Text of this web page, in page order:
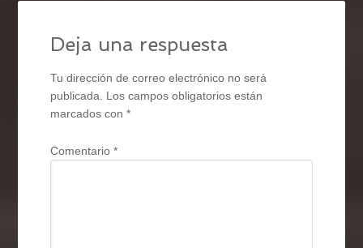
Deja una respuesta
Tu dirección de correo electrónico no será
publicada.
Los campos obligatorios están
marcados con*
Comentario*